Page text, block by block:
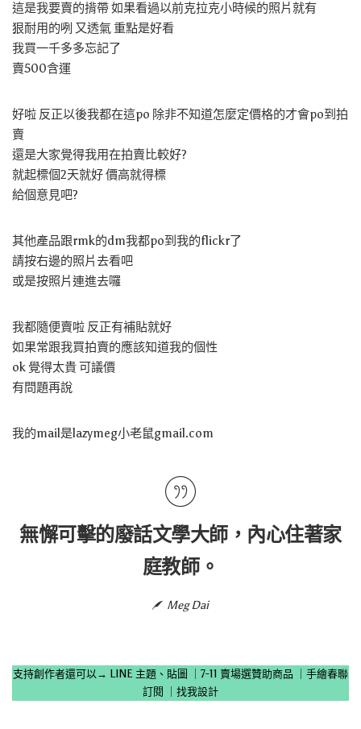
這是我要賣的揹帶 如果看過以前克拉克小時候的照片就有
狠耐用的咧 又透氣 重點是好看
我買一千多多忘記了
賣500含運
好啦 反正以後我都在這po 除非不知道怎麼定價格的才會po到拍
賣
還是大家覺得我用在拍賣比較好?
就起標個2天就好 價高就得標
給個意見吧?
其他產品跟rmk的dm我都po到我的flickr了
請按右邊的照片去看吧
或是按照片連進去囉
我都隨便賣啦 反正有補貼就好
如果常跟我買拍賣的應該知道我的個性
ok 覺得太貴 可議價
有問題再說
我的mail是lazymeg小老鼠gmail.com
無懈可擊的廢話文學大師，內心住著家
庭教師。
Meg Dai
支持創作者還可以→ LINE 主題、貼圖 7-11 賣場選贊助商品
手繪春聯
訂閱
找我設計